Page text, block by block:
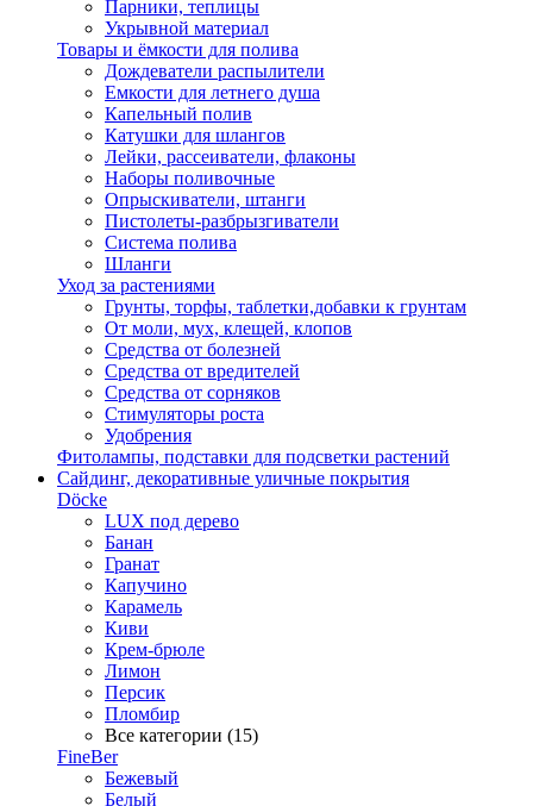
Парники, теплицы
Укрывной материал
Товары и ёмкости для полива
Дождеватели распылители
Емкости для летнего душа
Капельный полив
Катушки для шлангов
Лейки, рассеиватели, флаконы
Наборы поливочные
Опрыскиватели, штанги
Пистолеты-разбрызгиватели
Система полива
Шланги
Уход за растениями
Грунты, торфы, таблетки,добавки к грунтам
От моли, мух, клещей, клопов
Средства от болезней
Средства от вредителей
Средства от сорняков
Стимуляторы роста
Удобрения
Фитолампы, подставки для подсветки растений
Сайдинг, декоративные уличные покрытия
Döcke
LUX под дерево
Банан
Гранат
Капучино
Карамель
Киви
Крем-брюле
Лимон
Персик
Пломбир
Все категории (15)
FineBer
Бежевый
Белый